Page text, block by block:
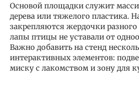
Основой площадки служит
дерева или тяжелого пластика.
закрепляются жердочки
лапы птицы не уставали от
Важно добавить на стенд
интерактивных элементов:
миску с лакомством и зону для